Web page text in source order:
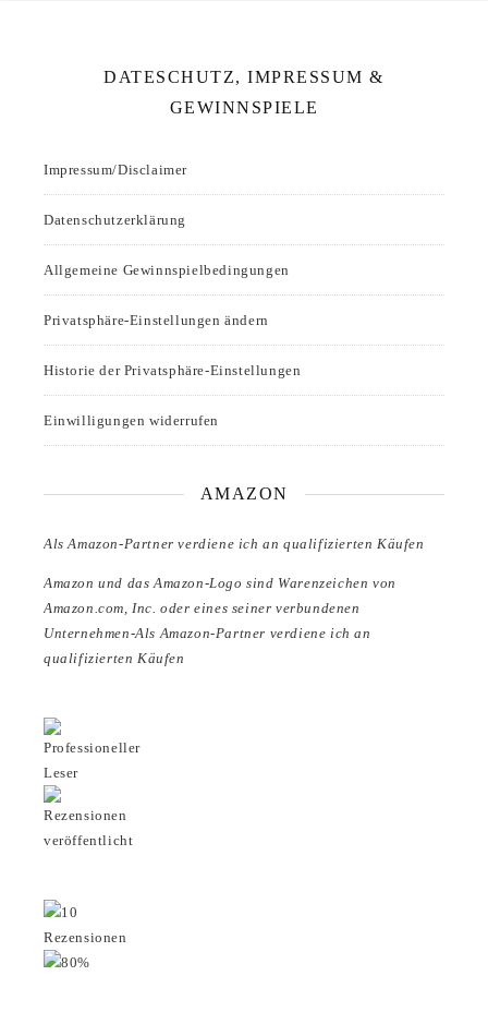
DATESCHUTZ, IMPRESSUM &
GEWINNSPIELE
Impressum/Disclaimer
Datenschutzerklärung
Allgemeine Gewinnspielbedingungen
Privatsphäre-Einstellungen ändern
Historie der Privatsphäre-Einstellungen
Einwilligungen widerrufen
AMAZON
Als Amazon-Partner verdiene ich an qualifizierten Käufen
Amazon und das Amazon-Logo sind Warenzeichen von
Amazon.com, Inc. oder eines seiner verbundenen
Unternehmen-Als Amazon-Partner verdiene ich an
qualifizierten Käufen